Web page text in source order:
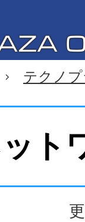
テクノ
ト